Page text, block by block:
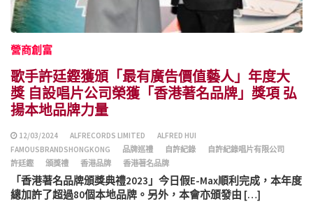
營商創富
歌手許廷鏗獲頒「最有廣告價值藝人」年度大
獎 自設唱片公司榮獲「香港著名品牌」獎項 弘
揚本地品牌力量
12/03/2024 ALFRECORDS LIMITED
ALFRED HUI
FAMOUSBRANDSHONGKONG
品牌巡禮 自許紀錄
自許紀錄唱片有限公司
許廷鏗
頒獎禮 香港品牌 香港著名品牌
「香港著名品牌頒獎典禮2023」今日假E-Max順利完成，本年度
總加許了超過80個本地品牌。另外，本會亦頒發由 […]